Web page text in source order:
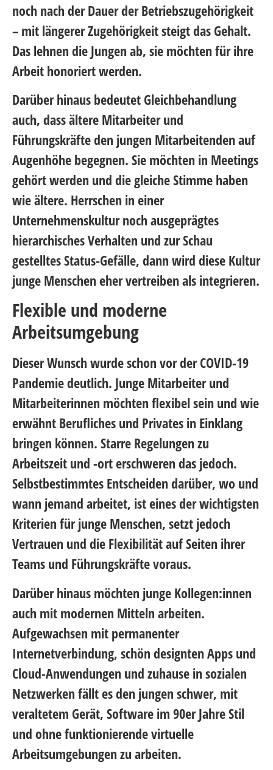
noch nach der Dauer der Betriebszugehörigkeit
– mit längerer Zugehörigkeit steigt das Gehalt.
Das lehnen die Jungen ab, sie möchten für ihre
Arbeit honoriert werden.
Darüber hinaus bedeutet Gleichbehandlung
auch, dass ältere Mitarbeiter und
Führungskräfte den jungen Mitarbeitenden auf
Augenhöhe begegnen. Sie möchten in Meetings
gehört werden und die gleiche Stimme haben
wie ältere. Herrschen in einer
Unternehmenskultur noch ausgeprägtes
hierarchisches Verhalten und zur Schau
gestelltes Status-Gefälle, dann wird diese Kultur
junge Menschen eher vertreiben als integrieren.
Flexible und moderne
Arbeitsumgebung
Dieser Wunsch wurde schon vor der COVID-19
Pandemie deutlich. Junge Mitarbeiter und
Mitarbeiterinnen möchten flexibel sein und wie
erwähnt Berufliches und Privates in Einklang
bringen können. Starre Regelungen zu
Arbeitszeit und -ort erschweren das jedoch.
Selbstbestimmtes Entscheiden darüber, wo und
wann jemand arbeitet, ist eines der wichtigsten
Kriterien für junge Menschen, setzt jedoch
Vertrauen und die Flexibilität auf Seiten ihrer
Teams und Führungskräfte voraus.
Darüber hinaus möchten junge Kollegen:innen
auch mit modernen Mitteln arbeiten.
Aufgewachsen mit permanenter
Internetverbindung, schön designten Apps und
Cloud-Anwendungen und zuhause in sozialen
Netzwerken fällt es den jungen schwer, mit
veraltetem Gerät, Software im 90er Jahre Stil
und ohne funktionierende virtuelle
Arbeitsumgebungen zu arbeiten.